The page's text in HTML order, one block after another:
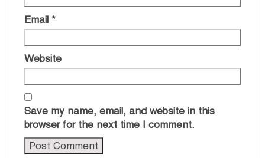
Email *
Website
Save my name, email, and website in this
browser for the next time I comment.